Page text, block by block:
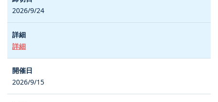
2026/9/24
詳細
2026/9/15